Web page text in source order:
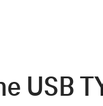
USB